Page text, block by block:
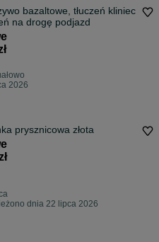
bazaltowe, tłuczeń kliniec
na drogę podjazd
2026
prysznicowa złota
dnia 22 lipca 2026